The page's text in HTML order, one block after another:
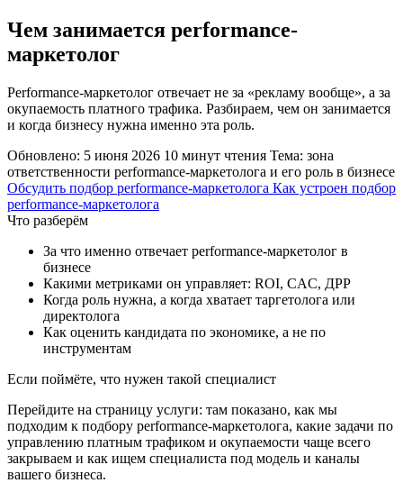
Чем занимается performance-
маркетолог
Performance-маркетолог отвечает не за «рекламу вообще», а за
окупаемость платного трафика. Разбираем, чем он занимается
и когда бизнесу нужна именно эта роль.
Обновлено: 5 июня 2026 10 минут чтения Тема: зона
ответственности performance-маркетолога и его роль в бизнесе
Обсудить подбор performance-маркетолога Как устроен подбор
performance-маркетолога
Что разберём
За что именно отвечает performance-маркетолог в
бизнесе
Какими метриками он управляет: ROI, CAC, ДРР
Когда роль нужна, а когда хватает таргетолога или
директолога
Как оценить кандидата по экономике, а не по
инструментам
Если поймёте, что нужен такой специалист
Перейдите на страницу услуги: там показано, как мы
подходим к подбору performance-маркетолога, какие задачи по
управлению платным трафиком и окупаемости чаще всего
закрываем и как ищем специалиста под модель и каналы
вашего бизнеса.